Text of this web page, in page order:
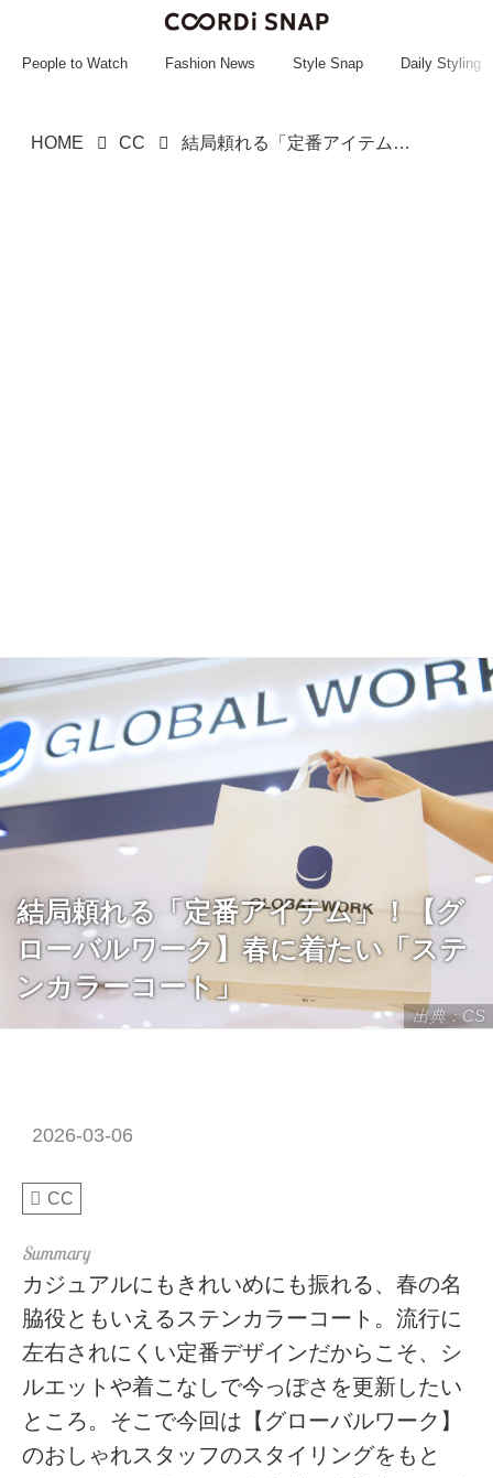
~~~~~~~~~~~
People to Watch Fashion News Style Snap Daily Styling
HOME CC 結局頼れる「定番アイテム」！【グローバルワーク】春に着たい「ステンカラーコート」
出典：CS
結局頼れる「定番アイテム」！【グ
ローバルワーク】春に着たい「ステ
ンカラーコート」
2026-03-06
CC
カジュアルにもきれいめにも振れる、春の名
脇役ともいえるステンカラーコート。流行に
左右されにくい定番デザインだからこそ、シ
ルエットや着こなしで今っぽさを更新したい
ところ。そこで今回は【グローバルワーク】
のおしゃれスタッフのスタイリングをもと